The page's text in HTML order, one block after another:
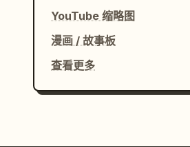
YouTube 缩略图
漫画 / 故事板
查看更多